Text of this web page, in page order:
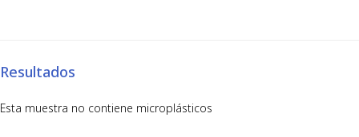
Resultados
Esta muestra no contiene microplásticos